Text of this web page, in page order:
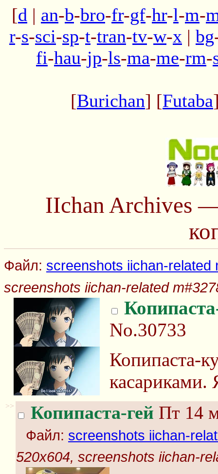
[d | an-b-bro-fr-gf-hr-l-m-
r-s-sci-sp-t-tran-tv-w-x | bg
fi-hau-jp-ls-ma-me-rm-
[Burichan] [Futaba
IIchan Archives
Файл: screenshots iichan-related
screenshots iichan-related
No.30733
Копипаста-
касариками.
>> Копипаста-гей Пт 14
Файл: screenshots iichan-
520x604, screenshots iichan-